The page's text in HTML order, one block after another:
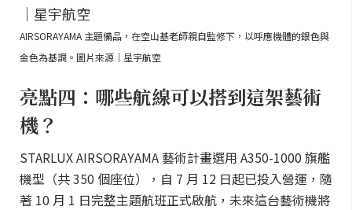
AIRSORAYAMA 主題備品，在空山基老師親自監修下，以呼應機體的銀色與
金色為基調。圖片來源｜星宇航空
亮點四：哪些航線可以搭到這架藝術
機？
STARLUX AIRSORAYAMA 藝術計畫選用 A350-1000 旗艦
機型（共 350 個座位），自 7 月 12 日起已投入營運，隨
著 10 月 1 日完整主題航班正式啟航，未來這台藝術機將